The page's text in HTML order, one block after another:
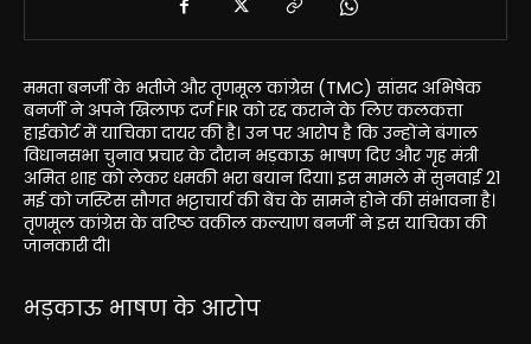
ममता बनर्जी के भतीजे और तृणमूल कांग्रेस (TMC) सांसद अभिषेक
बनर्जी ने अपने खिलाफ दर्ज FIR को रद्द कराने के लिए कलकत्ता
हाईकोर्ट में याचिका दायर की है। उन पर आरोप है कि उन्होंने बंगाल
विधानसभा चुनाव प्रचार के दौरान भड़काऊ भाषण दिए और गृह मंत्री
अमित शाह को लेकर धमकी भरा बयान दिया। इस मामले में सुनवाई 21
मई को जस्टिस सौगत भट्टाचार्य की बेंच के सामने होने की संभावना है।
तृणमूल कांग्रेस के वरिष्ठ वकील कल्याण बनर्जी ने इस याचिका की
जानकारी दी।
भड़काऊ भाषण के आरोप